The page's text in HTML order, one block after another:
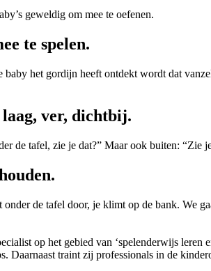
geweldig om mee te oefenen.
te spelen.
het gordijn heeft ontdekt wordt dat
ver, dichtbij.
de tafel, zie je dat?” Maar ook buiten: “Zie
de tafel door, je klimt op de bank. We
op het gebied van ‘spelenderwijs
traint zij professionals in de